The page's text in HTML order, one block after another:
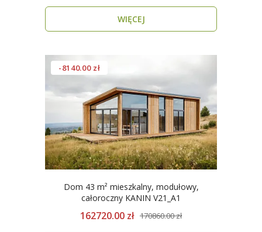
WIĘCEJ
-8140.00 zł
Dom 43 m² mieszkalny, modułowy,
całoroczny KANIN V21_A1
162720.00 zł 170860.00 zł